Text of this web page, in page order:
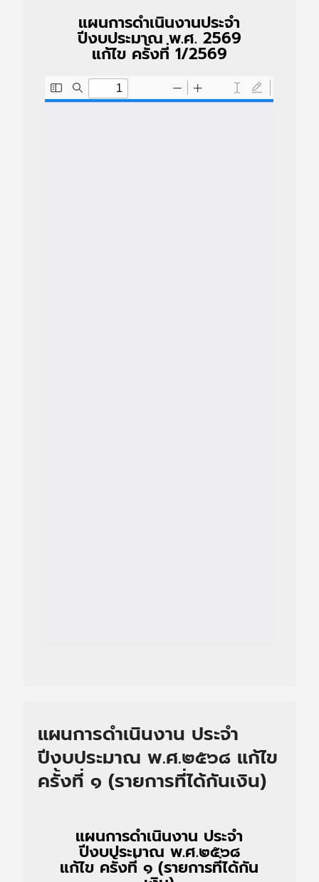
แผนการดำเนินงานประจำ
ปีงบประมาณ พ.ศ. 2569
แก้ไข ครั้งที่ 1/2569
แผนการดำเนินงาน ประจำ
ปีงบประมาณ พ.ศ.๒๕๖๘ แก้ไข
ครั้งที่ ๑ (รายการที่ได้กันเงิน)
แผนการดำเนินงาน ประจำ
ปีงบประมาณ พ.ศ.๒๕๖๘
แก้ไข ครั้งที่ ๑ (รายการที่ได้กัน